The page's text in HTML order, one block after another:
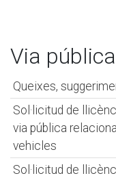
Via pública
Queixes,
Sol·licitud de
via pública
vehicles
Sol·licitud de